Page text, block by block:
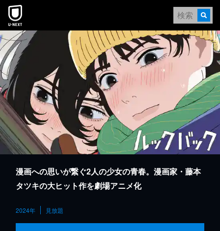
本文へスキップ
漫画への思いが繋ぐ2人の少女の青春。漫画家・藤本
タツキの大ヒット作を劇場アニメ化
2024年 見放題